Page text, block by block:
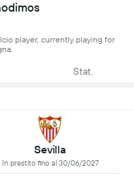
player, currently playing for
Stat.
Sevilla
In prestito fino al 30/06/2027